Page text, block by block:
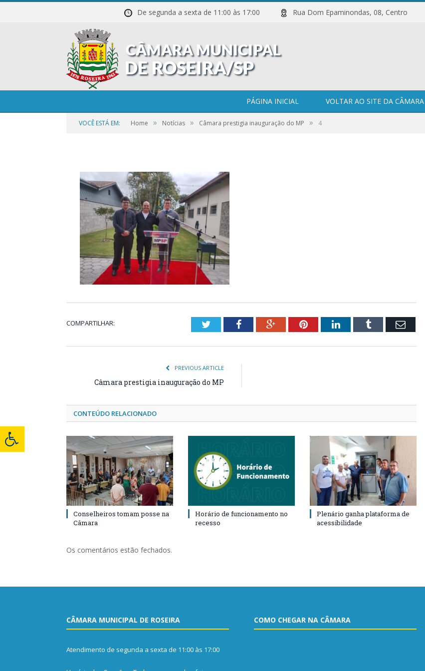
De segunda a sexta de 11:00 às 17:00 Rua Dom Epaminondas, 08, Centro
PÁGINA INICIAL VOLTAR AO SITE DA CÂMARA
VOCÊ ESTÁ EM: Home » Notícias » Câmara prestigia inauguração do MP » 4
COMPARTILHAR: TwitterFacebookGoogle+PinterestLinkedInTumblr Email
PREVIOUS ARTICLE
Câmara prestigia inauguração do MP
CONTEÚDO RELACIONADO
Conselheiros tomam posse na
Câmara
Horário de funcionamento no
recesso
Plenário ganha plataforma de
acessibilidade
Os comentários estão fechados.
CÂMARA MUNICIPAL DE ROSEIRA
Atendimento de segunda a sexta de 11:00 às 17:00
COMO CHEGAR NA CÂMARA